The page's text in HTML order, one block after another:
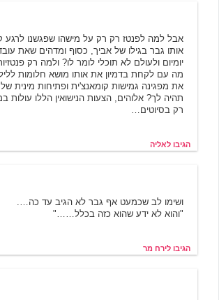
אבל למה לפנטז רק רק על מישהו שפגשנו
אותו גבר בגילו של אביך, כסוף ומדהים שאת
יומיום ולעולם לא תוכלי לומר לו? ולמה רק
מה עם לקחת בדמיון את אותו מושא חלומות
את מפגינה גמישות קומאנצ'ית ופתיחות מינית
תהיה לך? אלוהים, הצעות הנישואין הללו עולות
רק בסיוטים…
הגיבו לאליה
ושימו לב שכמעט אף גבר לא הגיב עד כה….
"והוא לא ידע שהוא כזה בכלל……"
הגיבו לירח מר